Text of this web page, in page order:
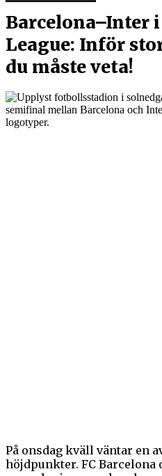
Barcelona–Inter
League: Inför
du måste veta!
På onsdag kväll väntar en
höjdpunkter. FC